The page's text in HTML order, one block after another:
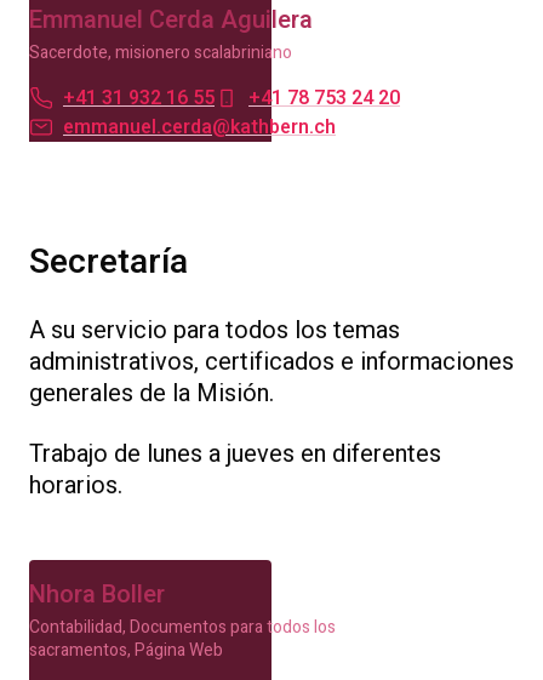
Emmanuel Cerda Aguilera
Sacerdote, misionero scalabriniano
+41 31 932 16 55
+41 78 753 24 20
emmanuel.cerda@kathbern.ch
Secretaría
A su servicio para todos los temas
administrativos, certificados e informaciones
generales de la Misión.
Trabajo de lunes a jueves en diferentes
horarios.
Nhora Boller
Contabilidad, Documentos para todos los
sacramentos, Página Web